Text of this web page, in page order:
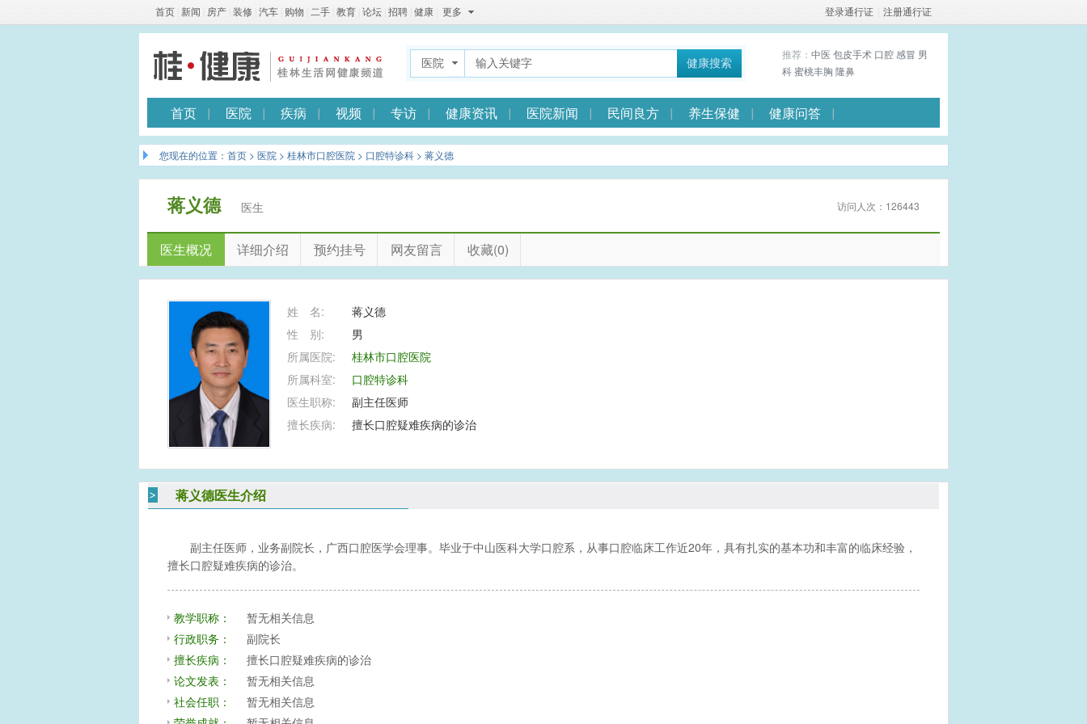
注册通行证
登录通行证
首页 新闻 房产 装修 汽车 购物 二手 教育 论坛 招聘 健康 更多
医院 健康搜索
推荐： 中医 包皮手术 口腔感冒 男
科蜜桃丰胸 隆鼻
首页 医院 疾病 视频 专访 健康资讯 医院新闻 民间良方 养生保健 健康问答
您现在的位置： 首页 > 医院 > 桂林市口腔医院 > 口腔特诊科 > 蒋义德
访问人次：126443
蒋义德 医生
医生概况 详细介绍 预约挂号 网友留言 收藏(0)
姓 名:
蒋义德
性 别:
男
所属医院:
桂林市口腔医院
所属科室:
口腔特诊科
医生职称:
副主任医师
擅长疾病:
擅长口腔疑难疾病的诊治
蒋义德医生介绍
副主任医师，业务副院长，广西口腔医学会理事。毕业于中山医科大学口腔系，从事口腔临床工作近20年，具有扎实的基本功和丰富的临床经验，
擅长口腔疑难疾病的诊治。
教学职称：
暂无相关信息
行政职务：
副院长
擅长疾病：
擅长口腔疑难疾病的诊治
论文发表：
暂无相关信息
社会任职：
暂无相关信息